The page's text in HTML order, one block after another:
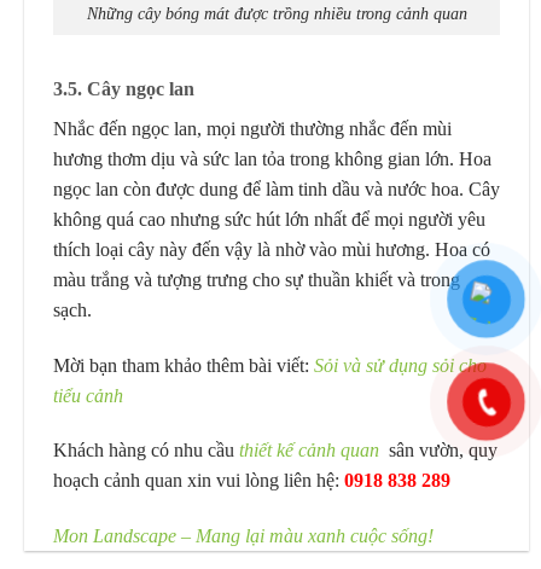
Những cây bóng mát được trồng nhiều trong cảnh quan
3.5. Cây ngọc lan
Nhắc đến ngọc lan, mọi người thường nhắc đến mùi
hương thơm dịu và sức lan tỏa trong không gian lớn. Hoa
ngọc lan còn được dung để làm tinh dầu và nước hoa. Cây
không quá cao nhưng sức hút lớn nhất để mọi người yêu
thích loại cây này đến vậy là nhờ vào mùi hương. Hoa có
màu trắng và tượng trưng cho sự thuần khiết và trong
sạch.
Mời bạn tham khảo thêm bài viết: Sỏi và sử dụng sỏi cho
tiểu cảnh
Khách hàng có nhu cầu thiết kế cảnh quan sân vườn, quy
hoạch cảnh quan xin vui lòng liên hệ: 0918 838 289
Mon Landscape – Mang lại màu xanh cuộc sống!